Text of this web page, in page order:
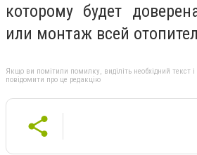
которому будет
или монтаж всей
Якщо ви помітили помилку, виділіть необхідний текст
повідомити про це редакцію